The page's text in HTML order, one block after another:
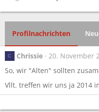
Profilnachrichten
C Chrissie
20. November
So, wir "Alten" sollten
Vllt. treffen wir uns ja 2014